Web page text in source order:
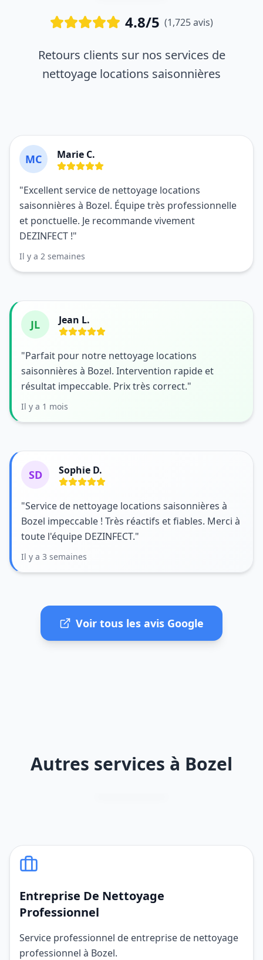
4.8/5 (1,725 avis)
Retours clients sur nos services de
nettoyage locations saisonnières
MC Marie C.
"Excellent service de nettoyage locations
saisonnières à Bozel. Équipe très professionnelle
et ponctuelle. Je recommande vivement
DEZINFECT !"
Il y a 2 semaines
JL Jean L.
"Parfait pour notre nettoyage locations
saisonnières à Bozel. Intervention rapide et
résultat impeccable. Prix très correct."
Il y a 1 mois
SD Sophie D.
"Service de nettoyage locations saisonnières à
Bozel impeccable ! Très réactifs et fiables. Merci à
toute l'équipe DEZINFECT."
Il y a 3 semaines
Voir tous les avis Google
Autres services à Bozel
Entreprise De Nettoyage
Professionnel
Service professionnel de entreprise de nettoyage
professionnel à Bozel.